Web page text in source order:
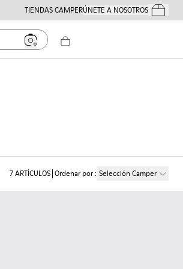
TIENDAS CAMPERÚNETE A NOSOTROSTus
7ARTÍCULOS Ordenar por: Selección Camper